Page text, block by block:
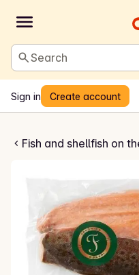
Search
Sign in Create account
Fish and shellfish on
filet